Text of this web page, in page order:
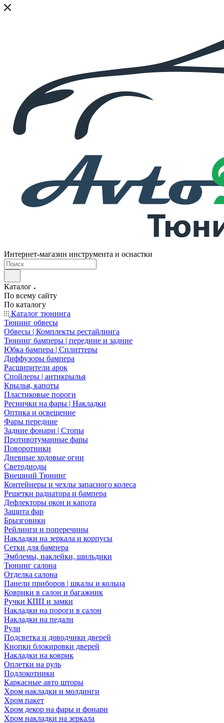
Интернет-магазин инструмента и оснастки
Каталог
По всему сайту
По каталогу
Каталог тюнинга
Тюнинг обвесы
Обвесы | Комплекты рестайлинга
Тюнинг бамперы | передние и задние
Юбка бампера | Сплиттеры
Диффузоры бампера
Расширители арок
Спойлеры | антикрылья
Крылья, капоты
Пластиковые пороги
Реснички на фары | Накладки
Оптика и освещение
Фары передние
Задние фонари | Стопы
Противотуманные фары
Поворотники
Дневные ходовые огни
Светодиоды
Внешний Тюнинг
Контейнеры и чехлы запасного колеса
Решетки радиатора и бампера
Дефлекторы окон и капота
Защита фар
Брызговики
Рейлинги и поперечины
Накладки на зеркала и корпусы
Сетки для бампера
Эмблемы, наклейки, шильдики
Тюнинг салона
Отделка салона
Панели приборов | шкалы и кольца
Коврики в салон и багажник
Ручки КПП и замки
Накладки на пороги в салон
Накладки на педали
Рули
Подсветка и доводчики дверей
Кнопки блокировки дверей
Накладки на коврик
Оплетки на руль
Подлокотники
Каркасные авто шторы
Хром накладки и молдинги
Хром пакет
Хром декор на фары и фонари
Хром накладки на зеркала